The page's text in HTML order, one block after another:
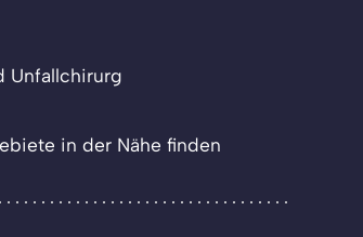
Unfallchirurg
in der Nähe finden